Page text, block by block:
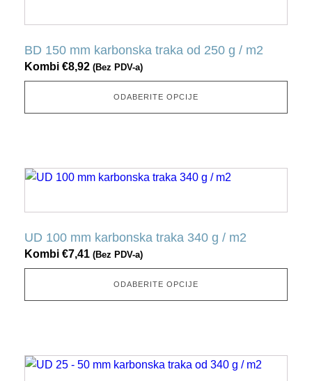
BD 150 mm karbonska traka od 250 g / m2
Kombi €8,92 (Bez PDV-a)
ODABERITE OPCIJE
ima
varijacija.
možete
proizvoda
UD 100 mm karbonska traka 340 g / m2
Kombi €7,41 (Bez PDV-a)
ODABERITE OPCIJE
Ovaj
ima
varijacija.
možete
proizvoda
Ovaj